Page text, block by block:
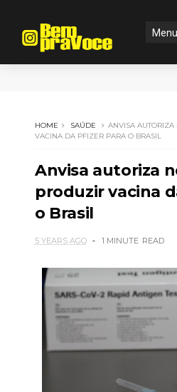
HOME SAÚDE
ANVISA
VACINA DA PFIZER PARA O BRASIL
Anvisa autoriza
produzir vacina
o Brasil
5 YEARS AGO 1 MINUTE READ